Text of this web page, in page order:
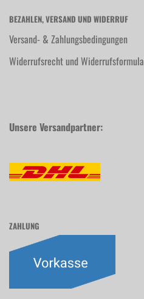
BEZAHLEN, VERSAND UND WIDERRUF
Versand- & Zahlungsbedingungen
Widerrufsrecht und
Unsere Versandpartner:
ZAHLUNG